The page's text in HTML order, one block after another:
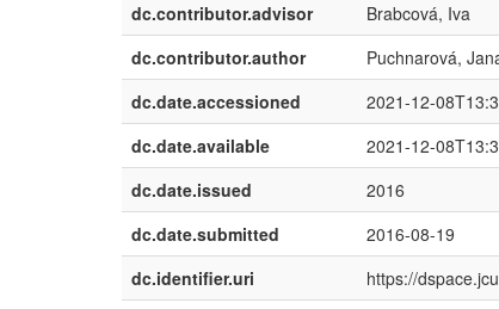
dc.contributor.advisor
Brabcová, Iva
dc.contributor.author
Puchnarová,
dc.date.accessioned
2021-12-
dc.date.available
2021-12-
dc.date.issued
2016
dc.date.submitted
2016-08-19
dc.identifier.uri
https://